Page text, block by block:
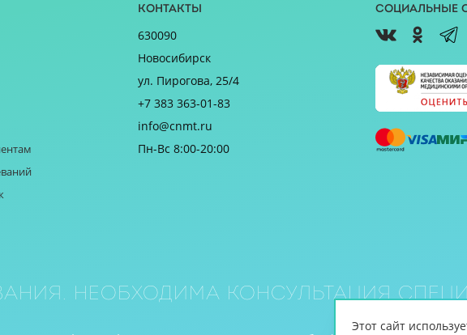
Контакты
630090
Новосибирск
ул. Пирогова, 25/4
+7 383 363-01-83
info@cnmt.ru
Пн-Вс 8:00-20:00
Социальные
Необходима консультация
Этот сайт